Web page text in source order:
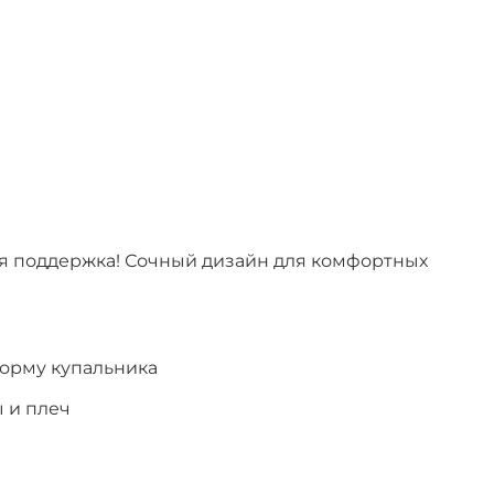
поддержка! Сочный дизайн для комфортных
купальника
и плеч